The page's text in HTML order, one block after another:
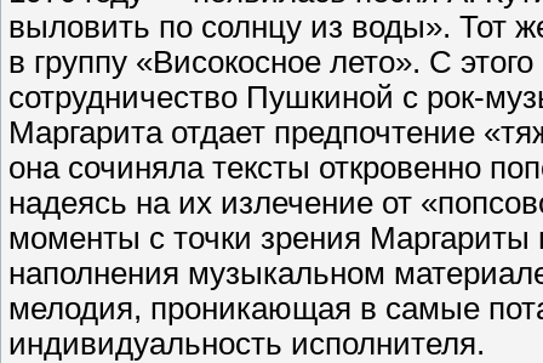
выловить по солнцу из воды». Тот
в группу «Високосное лето». С
сотрудничество Пушкиной с рок-
Маргарита отдает предпочтение
она сочиняла тексты откровенно
надеясь на их излечение от
моменты с точки зрения Маргариты
наполнения музыкальном
мелодия, проникающая в самые
индивидуальность исполнителя.